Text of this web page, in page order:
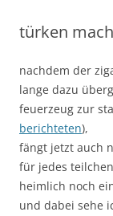
türken
nachdem der
lange dazu
feuerzeug zur
berichteten),
fängt jetzt auch
für jedes
heimlich noch
und dabei sehe